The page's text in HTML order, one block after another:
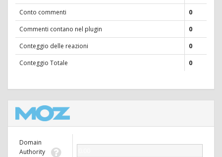
Conto commenti
0
Commenti contano nel plugin
0
Conteggio delle reazioni
0
Conteggio Totale
0
Domain
Authority